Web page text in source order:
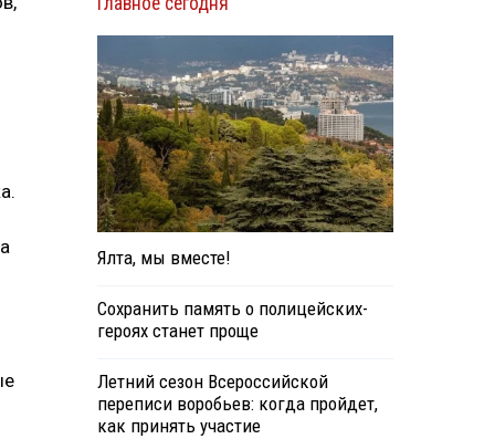
Ялта, мы вместе!
Сохранить память о полицейских-
героях станет проще
Летний сезон Всероссийской
переписи воробьев: когда пройдет,
как принять участие